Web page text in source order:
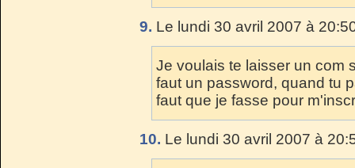
9. Le lundi 30 avril 2007 à
Je voulais te laisser un com
faut un password, quand tu
faut que je fasse pour
10. Le lundi 30 avril 2007 à